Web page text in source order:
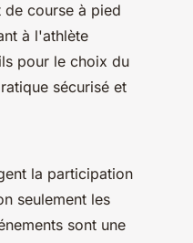
course à pied
à l'athlète
pour le choix du
sécurisé et
la participation
seulement les
sont une